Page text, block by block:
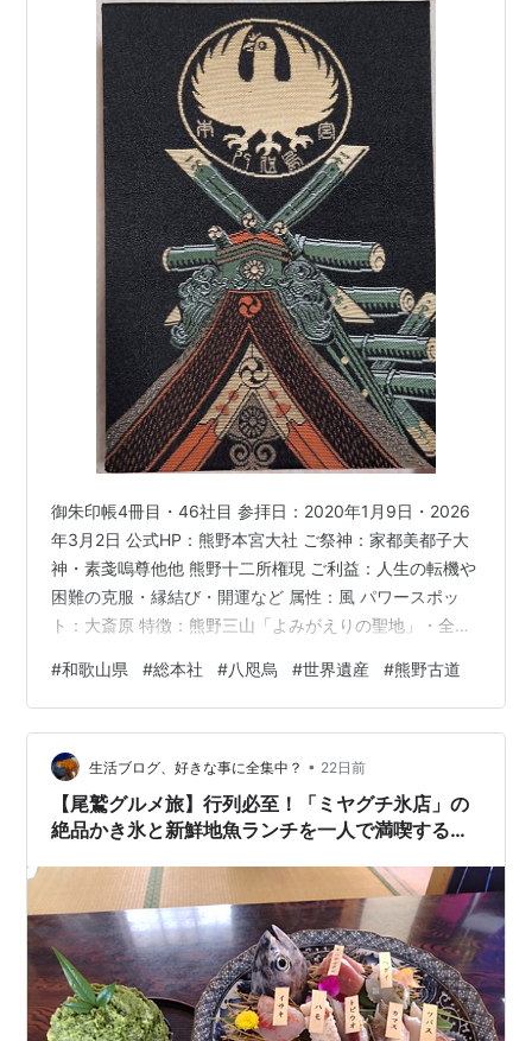
御朱印帳4冊目・46社目 参拝日：2020年1月9日・2026
年3月2日 公式HP：熊野本宮大社 ご祭神：家都美都子大
神・素戔嗚尊他他 熊野十二所権現 ご利益：人生の転機や
困難の克服・縁結び・開運など 属性：風 パワースポッ
ト：大斎原 特徴：熊野三山「よみがえりの聖地」・全国
原神宮まで導いた神話 所要時間：約1時間半 最寄駅：交
通案内 – 熊野本宮観光協会 私事：1回目の参拝は、転職
を決め、退職後次の会社に入社する前に参拝しました。
次の会社への不安と迷いの中での参拝でした。自分に勝
つ為の勝守が授与品にあり、転職後しばらくは、そのお
守りを握り…
#和歌山県 #総本社 #八咫烏 #世界遺産 #熊野古道
生活ブログ、好きな事に全集中？ • 22日前
【尾鷲グルメ旅】行列必至！「ミヤグチ氷店」の
絶品かき氷と新鮮地魚ランチを一人で満喫する週